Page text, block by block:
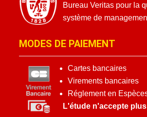
Bureau Veritas pour la
système de
MODES DE PAIEMENT
Cartes bancaires
Virements bancaires
Réglement en
L'étude n'accepte